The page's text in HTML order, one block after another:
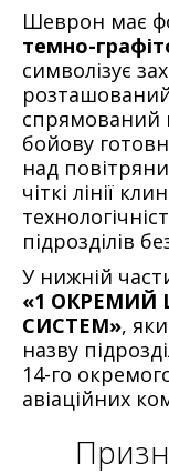
Шеврон має
темно-
символізує
спрямований
бойову
над
чіткі лінії
підрозділів
У нижній
«1 ОКРЕМИЙ
СИСТЕМ»,
назву
14-го
авіаційних